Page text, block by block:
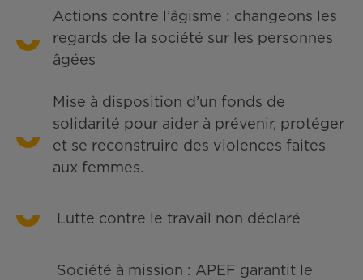
Actions contre l’âgisme : changeons les
regards de la société sur les personnes
âgées
Mise à disposition d’un fonds de
solidarité pour aider à prévenir, protéger
et se reconstruire des violences faites
aux femmes.
Lutte contre le travail non déclaré
Société à mission : APEF garantit le